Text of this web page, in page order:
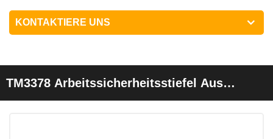
KONTAKTIERE UNS
TM3378 Arbeitssicherheitsstiefel Aus